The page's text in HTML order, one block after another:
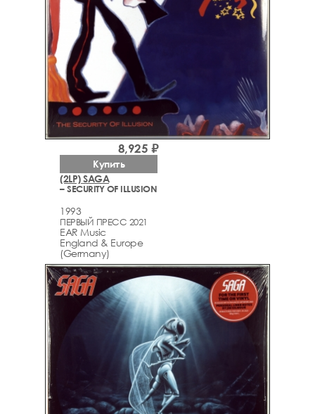
(2LP) SAGA
– SECURITY OF ILLUSION
1993
ПЕРВЫЙ ПРЕСС 2021
EAR Music
England & Europe
(Germany)
8,925 ₽
Купить